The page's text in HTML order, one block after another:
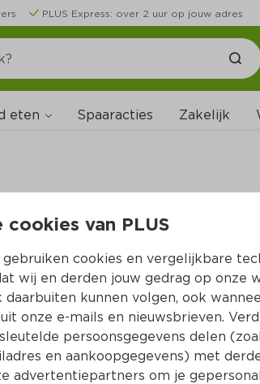
PLUS Express: over 2 uur op jouw adres
eten Spaaracties Zakelijk
cookies van PLUS
cookies en vergelijkbare
wij en derden jouw gedrag op onze
daarbuiten kunnen volgen, ook
onze e-mails en nieuwsbrieven.
persoonsgegevens delen
en aankoopgegevens) met
advertentiepartners om je